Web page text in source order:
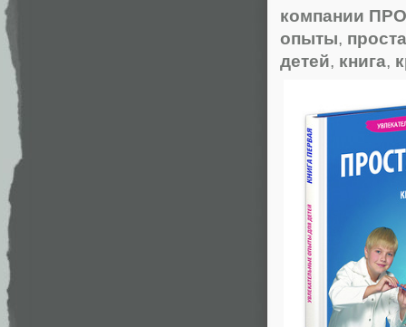
компании
опыты,
детей, книга,